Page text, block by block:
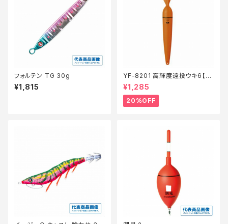
フォルテン TG 30g
¥1,815
YF-8201 高輝度遠投ウキ6【特
価仕掛】【20】
¥1,285
20%OFF